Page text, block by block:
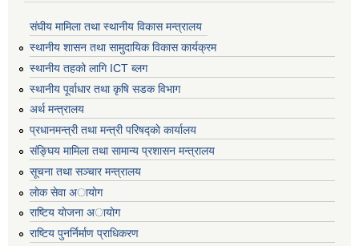
संघीय मामिला तथा स्थानीय विकास मन्त्रालय
स्थानीय शासन तथा सामुदायिक विकास कार्यक्रम
स्थानीय तहको लागि ICT ब्लग
स्थानीय पूर्वाधार तथा कृषि सडक विभाग
अर्थ मन्त्रालय
प्रधानमन्त्री तथा मन्त्री परिषद्काे कार्यालय
संङ्घिय मामिला तथा सामान्य प्रशासन मन्त्रालय
सूचना तथा सञ्चार मन्त्रालय
लाेक सेवा अायाेग
राष्टिय याेजना अायाेग
राष्टिय पुनर्निर्माण प्राधिकरण